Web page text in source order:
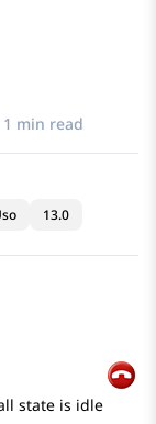
1 min read
13.0
state is idle